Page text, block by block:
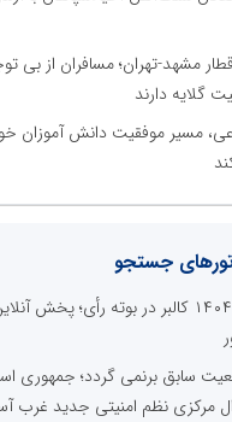
مشهد-تهران؛ مسافران از بی
گلایه دارند
مسیر موفقیت دانش آموزان
جستجو
صورت‌های مالی سال ۱۴۰۴ کالبر در بوته رأی؛
سابق برنمی گردد؛ جمهوری
مرکزی نظم امنیتی جدید غرب